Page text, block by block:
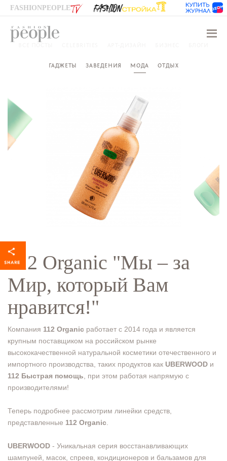
FASHIONPEOPLE
ГАДЖЕТЫ ЗАВЕДЕНИЯ МОДА ОТДЫХ
112 Organic "Мы – за
Мир, который Вам
нравится!"
Компания 112 Organic работает с 2014 года и является
крупным поставщиком на российском рынке
высококачественной натуральной косметики отечественного и
импортного производства, таких продуктов как UBERWOOD и
112 Быстрая помощь , при этом работая напрямую с
производителями!
Теперь подробнее рассмотрим линейки средств,
представленные 112 Organic
UBERWOOD - Уникальная серия восстанавливающих
шампуней, масок, спреев, кондиционеров и бальзамов для